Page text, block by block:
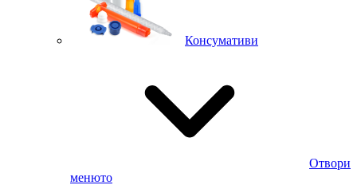
Консумативи
Отвори
менюто